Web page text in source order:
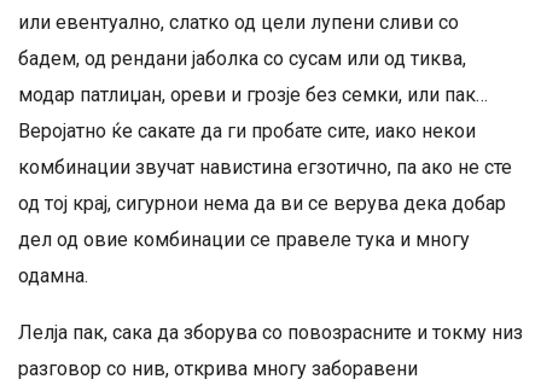
или евентуално, слатко од цели лупени сливи со
бадем, од рендани јаболка со сусам или од тиква,
модар патлиџан, ореви и грозје без семки, или пак…
Веројатно ќе сакате да ги пробате сите, иако некои
комбинации звучат навистина егзотично, па ако не сте
од тој крај, сигурнои нема да ви се верува дека добар
дел од овие комбинации се правеле тука и многу
одамна.
Лелја пак, сака да зборува со повозрасните и токму низ
разговор со нив, открива многу заборавени